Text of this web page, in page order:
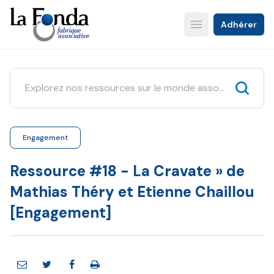
Aller
au
contenu
principal
Open main menu
Adhérer
Engagement
Ressource #18 - La Cravate » de
Mathias Théry et Etienne Chaillou
[Engagement]